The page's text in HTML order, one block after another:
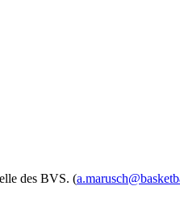
des BVS. (